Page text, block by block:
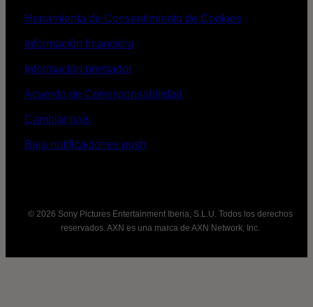
Herramienta de Consentimiento de Cookies
Información financiera
Información prestador
Acuerdo de Corresponsabilidad
Cambiar país
Baja notificaciones push
© 2026 Sony Pictures Entertainment Iberia, S.L.U. Todos los derechos
reservados. AXN es una marca de AXN Network, Inc.